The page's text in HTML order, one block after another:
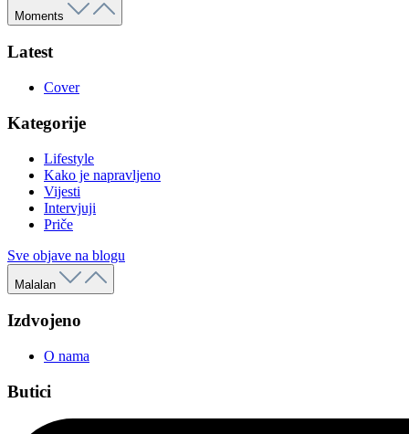
Moments
Latest
Cover
Kategorije
Lifestyle
Kako je napravljeno
Vijesti
Intervjuji
Priče
Sve objave na blogu
Malalan
Izdvojeno
O nama
Butici